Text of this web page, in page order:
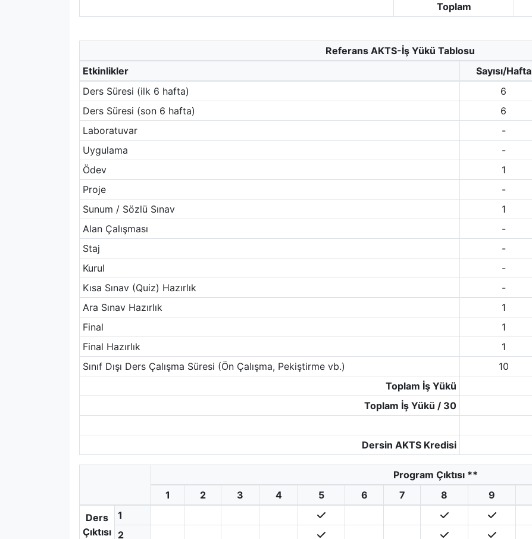
Toplam
Referans AKTS-İş Yükü Tablosu
Etkinlikler
Sayısı/Hafta
Ders Süresi (ilk 6 hafta)
6
Ders Süresi (son 6 hafta)
6
Laboratuvar
-
Uygulama
-
Ödev
1
Proje
-
Sunum / Sözlü Sınav
1
Alan Çalışması
-
Staj
-
Kurul
-
Kısa Sınav (Quiz) Hazırlık
-
Ara Sınav Hazırlık
1
Final
1
Final Hazırlık
1
Sınıf Dışı Ders Çalışma Süresi (Ön Çalışma, Pekiştirme vb.)
10
Toplam İş Yükü
Toplam İş Yükü / 30
Dersin AKTS Kredisi
Program Çıktısı **
1
2 3 4 5 6 7 8 9
Ders
Çıktısı
1
2